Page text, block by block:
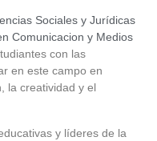
Sociales y Jurídicas
Comunicacion y Medios
con las
en este campo en
la creatividad y el
y líderes de la